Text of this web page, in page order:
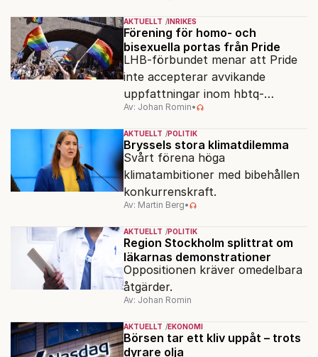
AKTUELLT INRIKES
Förening för homo- och
bisexuella portas från Pride
LHB-förbundet menar att Pride
inte accepterar avvikande
uppfattningar inom hbtq-
rörelsen. "Vi har inga problem
med transpersoner", säger
ordföranden Linn Saarinen.
Av: Johan Romin•
AKTUELLT POLITIK
Bryssels stora klimatdilemma
Svårt förena höga
klimatambitioner med bibehållen
konkurrenskraft.
Av: Martin Berg•
AKTUELLT POLITIK
Region Stockholm splittrat om
läkarnas demonstrationer
Oppositionen kräver omedelbara
åtgärder.
Av: Johan Romin
AKTUELLT EKONOMI
Börsen tar ett kliv uppåt – trots
dyrare olja